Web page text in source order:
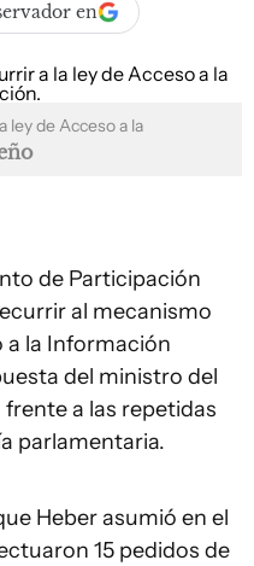
en
ley de Acceso a la
de Participación
al mecanismo
a la Información
del ministro del
a las repetidas
parlamentaria.
Heber asumió en el
15 pedidos de